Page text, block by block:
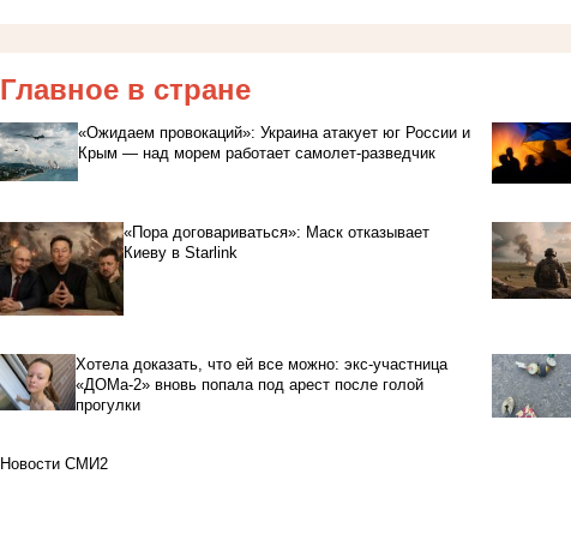
Главное в стране
«Ожидаем провокаций»: Украина атакует юг России и
Крым — над морем работает самолет-разведчик
«Пора договариваться»: Маск отказывает
Киеву в Starlink
Хотела доказать, что ей все можно: экс-участница
«ДОМа-2» вновь попала под арест после голой
прогулки
Новости СМИ2